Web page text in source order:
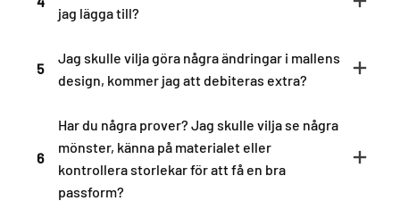
jag lägga till?
5
Jag skulle vilja göra några ändringar i mallens
design, kommer jag att debiteras extra?
6
Har du några prover? Jag skulle vilja se några
mönster, känna på materialet eller
kontrollera storlekar för att få en bra
passform?